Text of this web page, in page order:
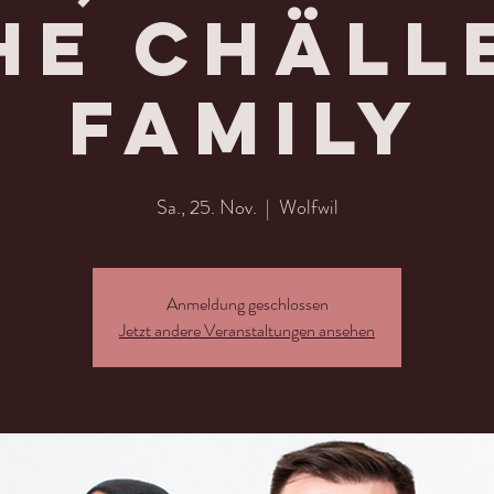
Family
Sa., 25. Nov.
  |
Wolfwil
Anmeldung geschlossen
Jetzt andere Veranstaltungen ansehen